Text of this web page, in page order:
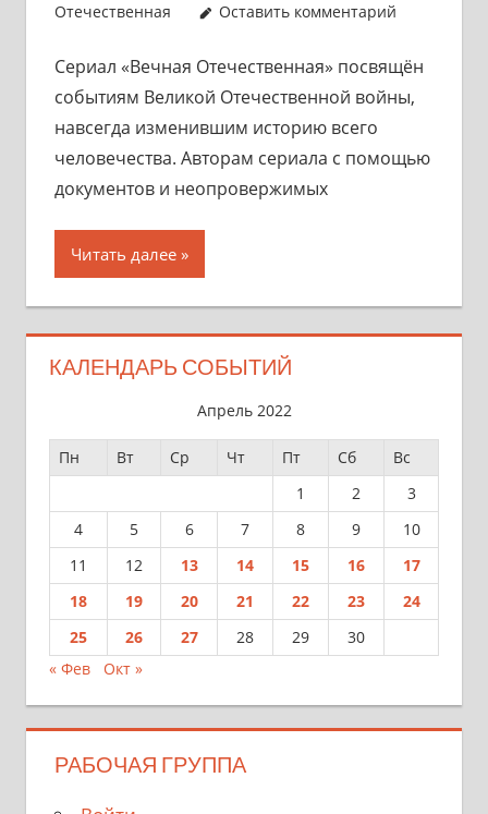
Отечественная
Оставить комментарий
Сериал «Вечная Отечественная» посвящён
событиям Великой Отечественной войны,
навсегда изменившим историю всего
человечества. Авторам сериала с помощью
документов и неопровержимых
Читать далее
КАЛЕНДАРЬ СОБЫТИЙ
Апрель 2022
Пн Вт Ср Чт Пт Сб
Вс
1
2
3
4
5 6 7 8 9
10
11
12 13 14 15 16
17
18
19 20 21 22 23
24
25
26 27 28 29
30
« Фев
Окт »
РАБОЧАЯ ГРУППА